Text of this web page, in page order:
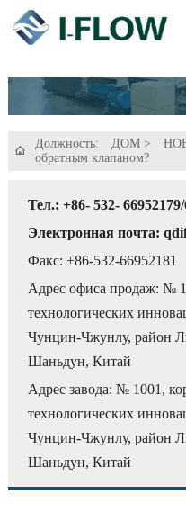

Должность: ДОМ>
обратным клапаном?
Тел.: +86- 532-
Электронная почта:
Факс: +86-532-66952181
Адрес офиса продаж: №
технологических
Чунцин-Чжунлу, район
Шаньдун, Китай
Адрес завода: № 1001,
технологических
Чунцин-Чжунлу, район
Шаньдун, Китай